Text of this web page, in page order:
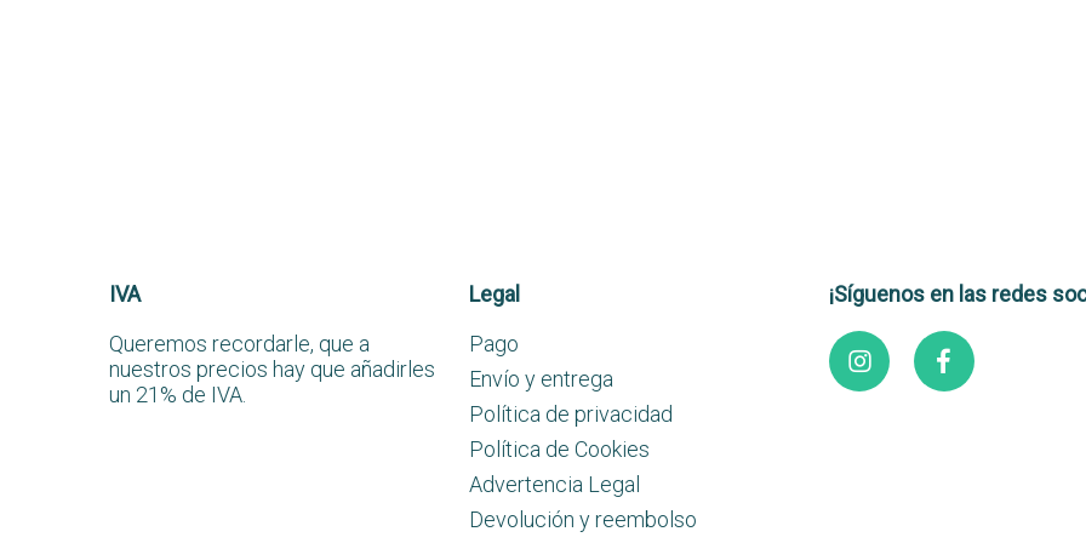
IVA
Queremos recordarle, que a
nuestros precios hay que añadirles
un 21% de IVA.
Legal
Pago
Envío y entrega
Política de privacidad
Política de Cookies
Advertencia Legal
Devolución y reembolso
¡Síguenos en las redes